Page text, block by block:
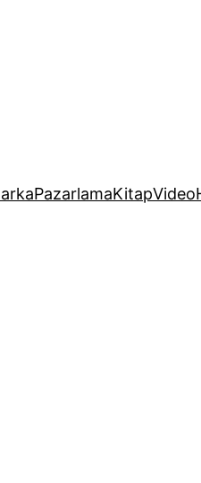
PazarlamaKitapVideo